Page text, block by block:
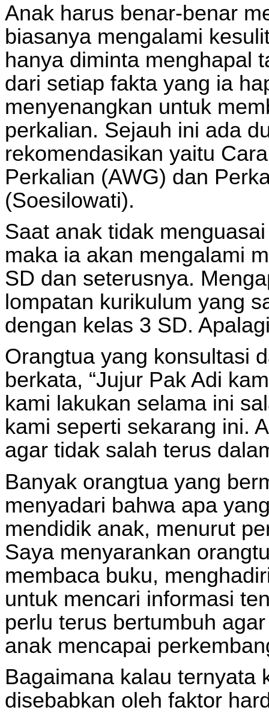
Anak harus benar-benar
biasanya mengalami
hanya diminta menghapal
dari setiap fakta yang ia
menyenangkan untuk
perkalian. Sejauh ini ada
rekomendasikan yaitu
Perkalian (AWG) dan
(Soesilowati).
Saat anak tidak
maka ia akan mengalami
SD dan seterusnya.
lompatan kurikulum yang
dengan kelas 3 SD.
Orangtua yang konsultasi
berkata, “Jujur Pak Adi
kami lakukan selama ini
kami seperti sekarang ini.
agar tidak salah terus
Banyak orangtua yang
menyadari bahwa apa
mendidik anak, menurut
Saya menyarankan
membaca buku,
untuk mencari informasi
perlu terus bertumbuh
anak mencapai
Bagaimana kalau ternyata
disebabkan oleh faktor